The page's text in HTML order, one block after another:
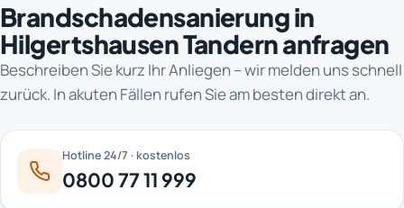
Brandschadensanierung in
Hilgertshausen Tandern anfragen
Beschreiben Sie kurz Ihr Anliegen – wir melden uns schnell
zurück. In akuten Fällen rufen Sie am besten direkt an.
Hotline 24/7 · kostenlos
0800 77 11 999